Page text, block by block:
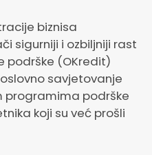
biznisa
sigurniji i ozbiljniji rast
podrške (OKredit)
savjetovanje
programima podrške
koji su već prošli